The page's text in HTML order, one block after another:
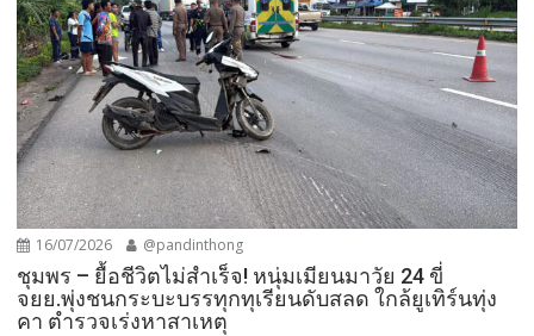
16/07/2026 @pandinthong
ชุมพร – ยื้อชีวิตไม่สำเร็จ! หนุ่มเมียนมาวัย 24 ขี่
จยย.พุ่งชนกระบะบรรทุกทุเรียนดับสลด ใกล้ยูเทิร์นทุ่ง
คา ตำรวจเร่งหาสาเหตุ